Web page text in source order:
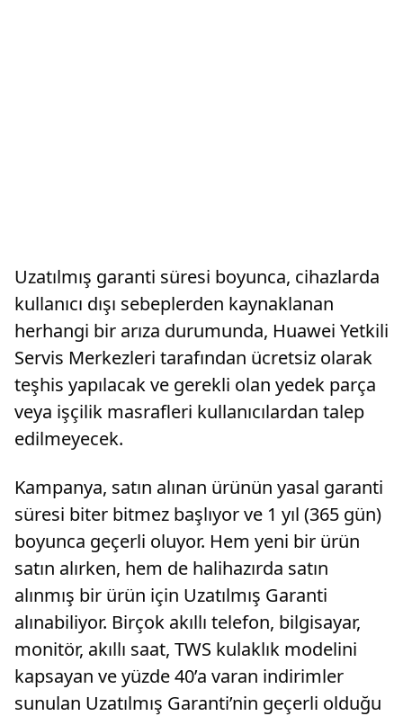
Uzatılmış garanti süresi boyunca, cihazlarda
kullanıcı dışı sebeplerden kaynaklanan
herhangi bir arıza durumunda, Huawei Yetkili
Servis Merkezleri tarafından ücretsiz olarak
teşhis yapılacak ve gerekli olan yedek parça
veya işçilik masrafleri kullanıcılardan talep
edilmeyecek.
Kampanya, satın alınan ürünün yasal garanti
süresi biter bitmez başlıyor ve 1 yıl (365 gün)
boyunca geçerli oluyor. Hem yeni bir ürün
satın alırken, hem de halihazırda satın
alınmış bir ürün için Uzatılmış Garanti
alınabiliyor. Birçok akıllı telefon, bilgisayar,
monitör, akıllı saat, TWS kulaklık modelini
kapsayan ve yüzde 40’a varan indirimler
sunulan Uzatılmış Garanti’nin geçerli olduğu